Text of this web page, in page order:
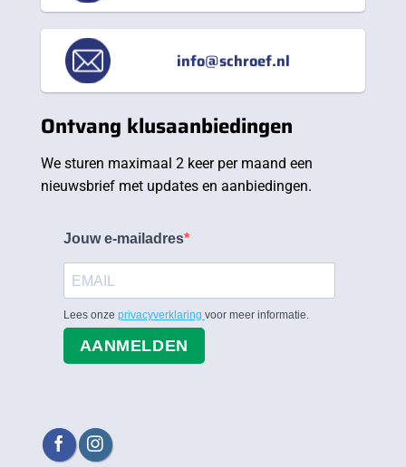
info@schroef.nl
Ontvang klusaanbiedingen
We sturen maximaal 2 keer per maand een
nieuwsbrief met updates en aanbiedingen.
Jouw e-mailadres
Lees onze privacyverklaring voor meer informatie.
AANMELDEN